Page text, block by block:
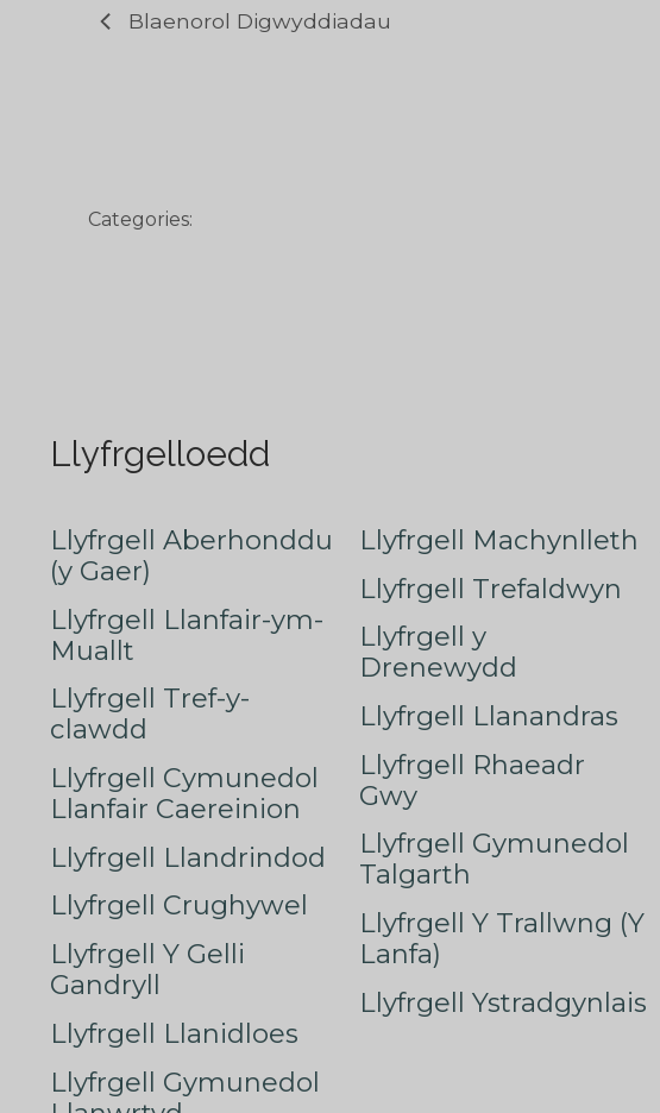
Blaenorol Digwyddiadau
Categories:
Llyfrgelloedd
Llyfrgell Aberhonddu
(y Gaer)
Llyfrgell Llanfair-ym-
Muallt
Llyfrgell Tref-y-
clawdd
Llyfrgell Cymunedol
Llanfair Caereinion
Llyfrgell Llandrindod
Llyfrgell Crughywel
Llyfrgell Y Gelli
Gandryll
Llyfrgell Llanidloes
Llyfrgell Gymunedol
Llyfrgell Machynlleth
Llyfrgell Trefaldwyn
Llyfrgell y
Drenewydd
Llyfrgell Llanandras
Llyfrgell Rhaeadr
Gwy
Llyfrgell Gymunedol
Talgarth
Llyfrgell Y Trallwng (Y
Lanfa)
Llyfrgell Ystradgynlais